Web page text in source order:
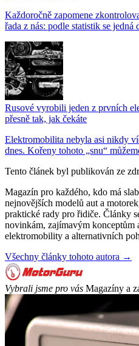
Každoročně zapomene
řada z nás: podle statistik se jedná
Rusové vyrobili jeden z prvních
přesně tak, jak čekáte
Elektromobilita nebyla asi nikdy
dnes. Kořeny tohoto „snu“
Tento článek byl publikován ze
Magazín pro každého, kdo má
nejnovějších modelů aut a
praktické rady pro řidiče. Články
novinkám, zajímavým konceptům
elektromobility a alternativních
Všechny články tohoto autora →
Vybrali jsme pro vás Magazíny a